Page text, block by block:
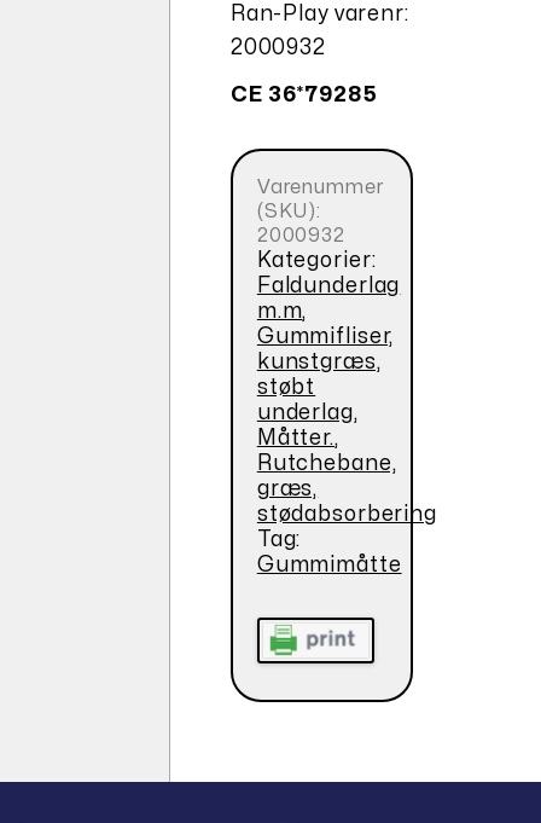
Ran-Play varenr:
2000932
CE 36*79285
Varenummer
(SKU):
2000932
Kategorier:
Faldunderlag
m.m,
Gummifliser,
kunstgræs,
støbt
underlag,
Måtter.,
Rutchebane,
græs,
stødabsorbering
Tag:
Gummimåtte